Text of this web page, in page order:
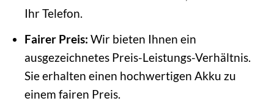
Ihr Telefon.
Fairer Preis: Wir bieten Ihnen ein
ausgezeichnetes Preis-Leistungs-Verhältnis.
Sie erhalten einen hochwertigen Akku zu
einem fairen Preis.